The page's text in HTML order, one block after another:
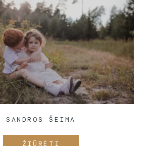
SANDROS ŠEIMA
ŽIŪRĖTI